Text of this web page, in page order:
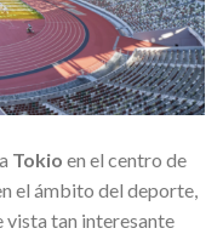
Tokio en el centro de
el ámbito del deporte,
vista tan interesante